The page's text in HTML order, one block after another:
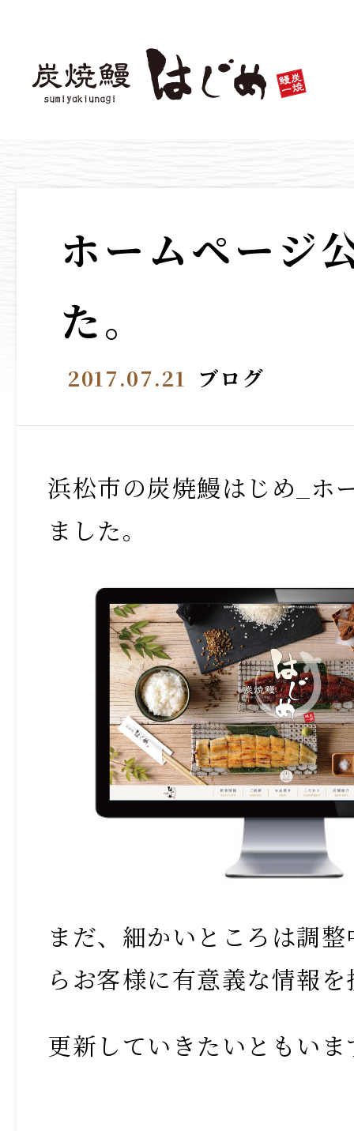
ホームページ
た。
2017.07.21 ブログ
浜松市の炭焼鰻はじめ_ホ
ました。
まだ、細かいところは調
らお客様に有意義な情報
更新していきたいともいま